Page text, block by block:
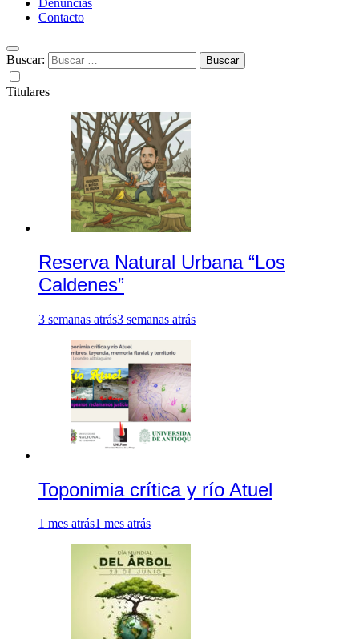
Contacto
Buscar:
Titulares
Reserva Natural Urbana “Los
Caldenes”
3 semanas atrás3 semanas atrás
Toponimia crítica y río Atuel
1 mes atrás1 mes atrás